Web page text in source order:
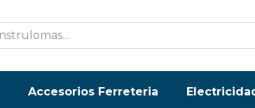
Accesorios Ferreteria